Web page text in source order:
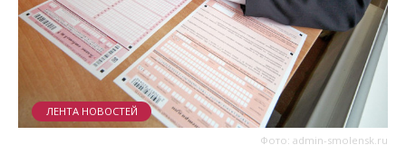
Фото: admin-smolensk.ru
ЛЕНТА НОВОСТЕЙ